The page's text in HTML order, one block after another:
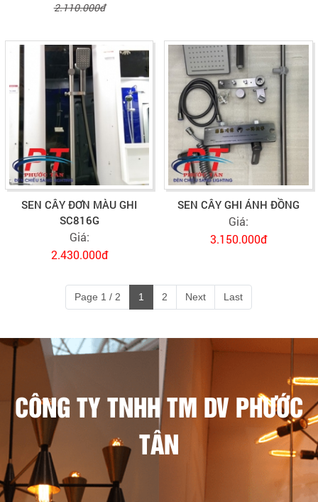
2.110.000đ
SEN CÂY ĐƠN MÀU GHI
SC816G
Giá:
2.430.000đ
SEN CÂY GHI ÁNH ĐỒNG
Giá:
3.150.000đ
Page 1 / 2 1 2 Next Last
CÔNG TY TNHH TM DV PHƯỚC
TÂN